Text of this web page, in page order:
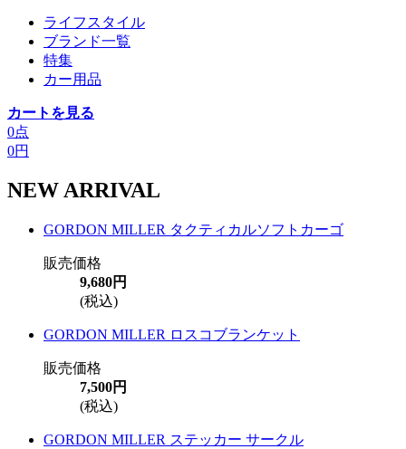
ライフスタイル
ブランド一覧
特集
カー用品
カートを見る
0点
0円
NEW ARRIVAL
GORDON MILLER タクティカルソフトカーゴ
販売価格
9,680円
(税込)
GORDON MILLER ロスコブランケット
販売価格
7,500円
(税込)
GORDON MILLER ステッカー サークル